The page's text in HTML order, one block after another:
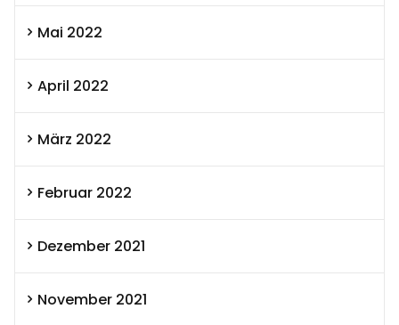
Mai 2022
April 2022
März 2022
Februar 2022
Dezember 2021
November 2021